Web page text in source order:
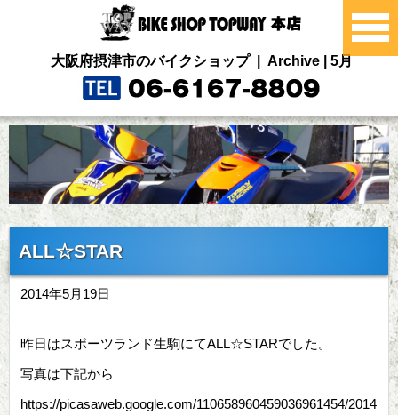
大阪府摂津市のバイクショップ | Archive | 5月
ALL☆STAR
2014年5月19日
昨日はスポーツランド生駒にてALL☆STARでした。
写真は下記から
https://picasaweb.google.com/110658960459036961454/2014